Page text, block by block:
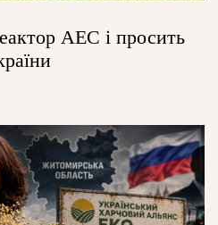
АЕС і просить